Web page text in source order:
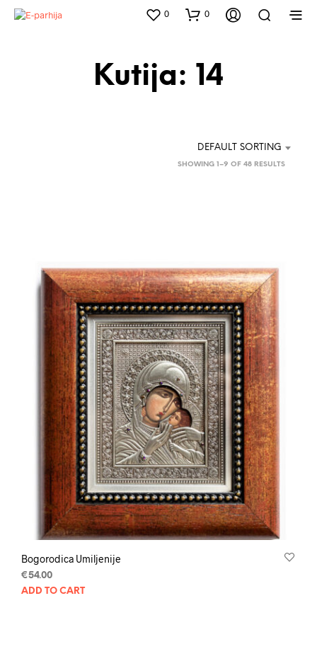
0 0
Kutija: 14
DEFAULT SORTING
SHOWING 1–9 OF 48 RESULTS
Bogorodica Umiljenije
€54.00
ADD TO CART